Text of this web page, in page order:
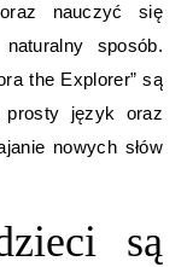
nauczyć się
sposób.
the Explorer” są
prosty język oraz
nowych słów
są